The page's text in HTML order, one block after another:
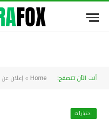
أنت الآن تتصفح: Home
»إعلان عن
اختبارات